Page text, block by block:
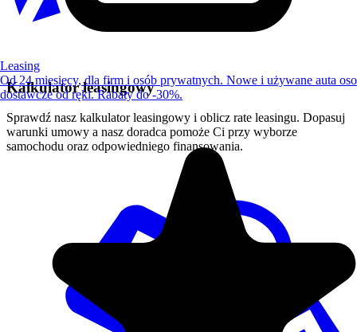
Kalkulator leasingowy
Sprawdź nasz kalkulator leasingowy i oblicz rate leasingu. Dopasuj
warunki umowy a nasz doradca pomoże Ci przy wyborze
samochodu oraz odpowiedniego finansowania.
Leasing
Od 24 miesięcy, dla firm i osób prywatnych. Nowe i używane auta
dostawcze od ręki. Rabaty do -30%.